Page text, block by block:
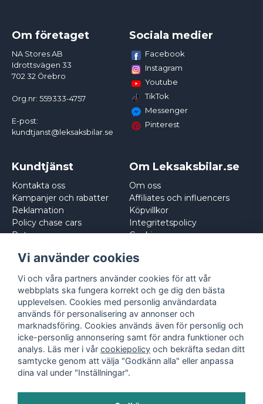
Om företaget
NA Stores AB
Idrottsvägen 33
702 32 Örebro
Org.nr: 559333-4757
E-post:
kundtjanst@leksaksbilar.se
Sociala medier
Facebook
Instagram
Youtube
TikTok
Messenger
Pinterest
Kundtjänst
Kontakta oss
Kampanjer och rabatter
Reklamation
Policy chase cars
Returnera
Om Leksaksbilar.se
Om oss
Affiliates och influencers
Köpvillkor
Integritetspolicy
Cookies
Vi använder cookies
Vi och våra partners använder cookies för att vår
webbplats ska fungera korrekt och ge dig den bästa
upplevelsen. Cookies med personlig användardata
används för personalisering av annonser och
marknadsföring. Cookies används även för personlig och
icke-personlig annonsering samt för andra funktioner och
analys. Läs mer i vår cookiepolicy och bekräfta sedan ditt
samtycke genom att välja "Godkänn alla" eller anpassa
dina val under "Inställningar".